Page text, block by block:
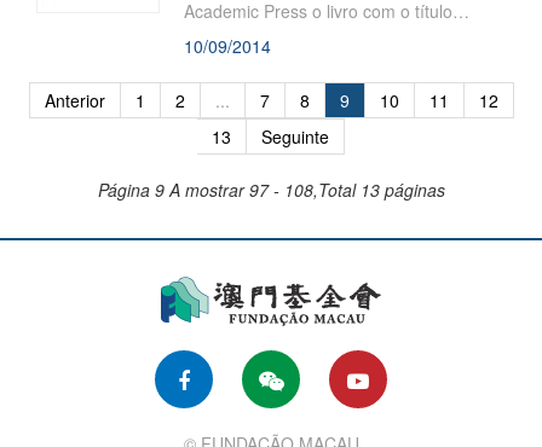
Academic Press o livro com o título
“Regulamentos Administrativos de
Macau: Dificuldades e Soluções” da
autoria do Dr. Ho Chi Un, Doutor da
Universidade de Zhe Jiang. O Livro faz
parte da publicação
10/09/2014
Anterior 1 2 ... 7 8 9 10 11
12
13
Seguinte
Página 9 A mostrar 97 - 108,Total 13 páginas